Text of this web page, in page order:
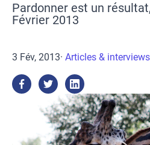
Pardonner est un
Février 2013
3 Fév, 2013· Articles & interviews